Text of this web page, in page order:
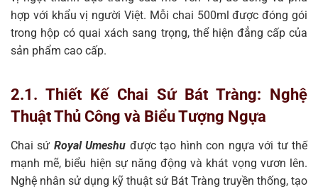
hợp với khẩu vị người Việt. Mỗi chai 500ml được đóng gói
trong hộp có quai xách sang trọng, thể hiện đẳng cấp của
sản phẩm cao cấp.
2.1. Thiết Kế Chai Sứ Bát Tràng: Nghệ
Thuật Thủ Công và Biểu Tượng Ngựa
Chai sứ Royal Umeshu được tạo hình con ngựa với tư thế
mạnh mẽ, biểu hiện sự năng động và khát vọng vươn lên.
Nghệ nhân sử dụng kỹ thuật sứ Bát Tràng truyền thống, tạo